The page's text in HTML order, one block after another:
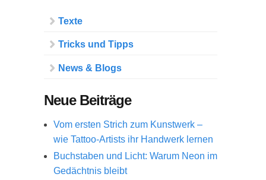
Texte
Tricks und Tipps
News & Blogs
Neue Beiträge
Vom ersten Strich zum Kunstwerk –
wie Tattoo-Artists ihr Handwerk lernen
Buchstaben und Licht: Warum Neon im
Gedächtnis bleibt